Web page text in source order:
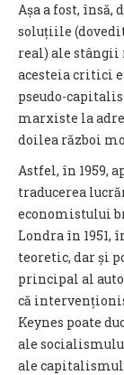
Așa a fost, însă,
soluțiile
real) ale stângii
acesteia critici
pseudo-
marxiste la
doilea război
Astfel, în 1959,
traducerea
economistului
Londra în 1951,
teoretic, dar și
principal al
că
Keynes poate
ale
ale